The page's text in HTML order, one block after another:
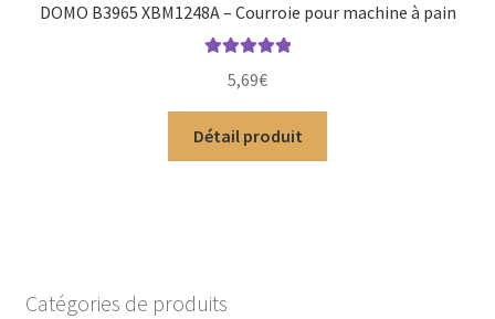
DOMO B3965 XBM1248A – Courroie pour machine à pain
5,69€
Détail produit
Catégories de produits